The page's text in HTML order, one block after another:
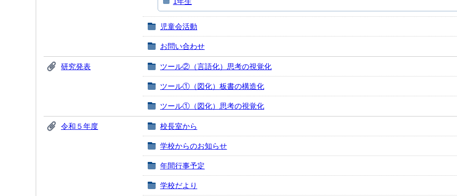
児童会活動
お問い合わせ
研究発表 ツール②（言語化）思考の視覚化
ツール①（図化）板書の構造化
ツール①（図化）思考の視覚化
令和５年度 校長室から
学校からのお知らせ
年間行事予定
学校だより